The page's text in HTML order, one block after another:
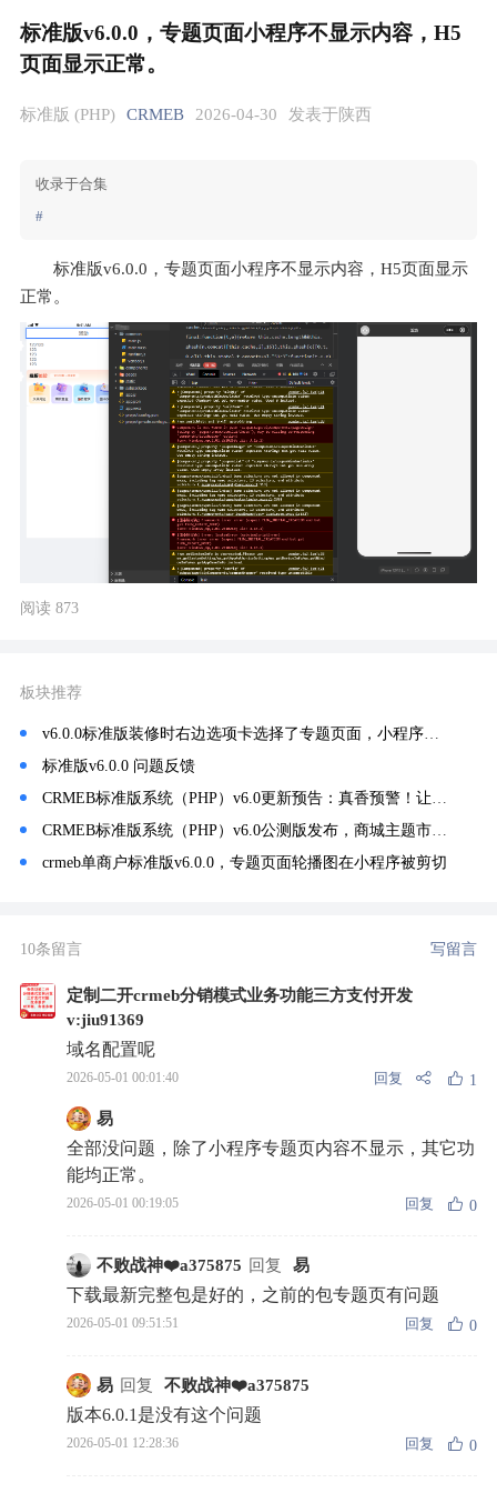
标准版v6.0.0，专题页面小程序不显示内容，H5
页面显示正常。
标准版 (PHP) CRMEB 2026-04-30 发表于陕西
收录于合集
#
标准版v6.0.0，专题页面小程序不显示内容，H5页面显示
正常。
阅读 873
板块推荐
v6.0.0标准版装修时右边选项卡选择了专题页面，小程序前端不显示
标准版v6.0.0 问题反馈
CRMEB标准版系统（PHP）v6.0更新预告：真香预警！让商城主题装修像PS一样自由！
CRMEB标准版系统（PHP）v6.0公测版发布，商城主题市场上线~
crmeb单商户标准版v6.0.0，专题页面轮播图在小程序被剪切
10条留言 写留言
定制二开crmeb分销模式业务功能三方支付开发
v:jiu91369
域名配置呢
2026-05-01 00:01:40 回复 1
易
全部没问题，除了小程序专题页内容不显示，其它功
能均正常。
2026-05-01 00:19:05 回复 0
不败战神❤️a375875 回复 易
下载最新完整包是好的，之前的包专题页有问题
2026-05-01 09:51:51 回复 0
易 回复 不败战神❤️a375875
版本6.0.1是没有这个问题
2026-05-01 12:28:36 回复 0